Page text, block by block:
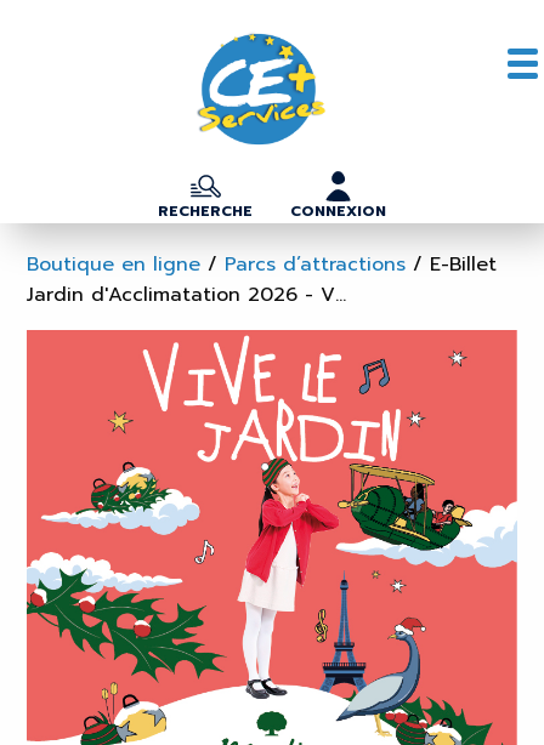
RECHERCHE CONNEXION
Boutique en ligne / Parcs d’attractions / E-Billet
Jardin d'Acclimatation 2026 - V...